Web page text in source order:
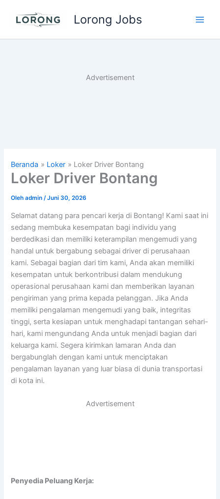
Lorong Jobs
Advertisement
Beranda Loker Loker Driver Bontang
Loker Driver Bontang
Olehadmin/Juni 30, 2026
Selamat datang para pencari kerja di Bontang! Kami saat ini
sedang membuka kesempatan bagi individu yang
berdedikasi dan memiliki keterampilan mengemudi yang
handal untuk bergabung sebagai driver di perusahaan
kami. Sebagai bagian dari tim kami, Anda akan memiliki
kesempatan untuk berkontribusi dalam mendukung
operasional perusahaan kami dan memberikan layanan
pengiriman yang prima kepada pelanggan. Jika Anda
memiliki pengalaman mengemudi yang baik, integritas
tinggi, serta kesiapan untuk menghadapi tantangan sehari-
hari, kami mengundang Anda untuk menjadi bagian dari
keluarga kami. Segera kirimkan lamaran Anda dan
bergabunglah dengan kami untuk menciptakan
pengalaman layanan yang luar biasa di dunia transportasi
di kota ini.
Advertisement
Penyedia Peluang Kerja: